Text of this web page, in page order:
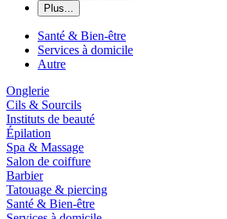
Plus...
Santé & Bien-être
Services à domicile
Autre
Onglerie
Cils & Sourcils
Instituts de beauté
Épilation
Spa & Massage
Salon de coiffure
Barbier
Tatouage & piercing
Santé & Bien-être